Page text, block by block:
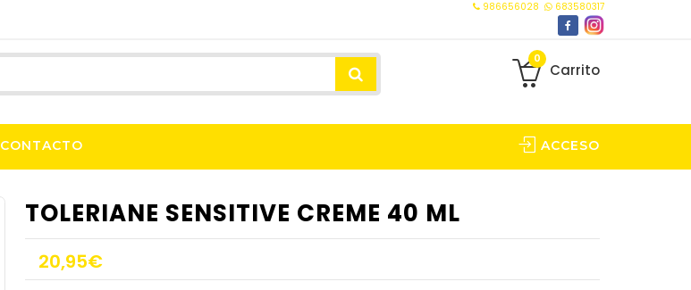
986656028 683580317
0
Carrito
CONTACTO ACCESO
TOLERIANE SENSITIVE CREME 40 ML
20,95€